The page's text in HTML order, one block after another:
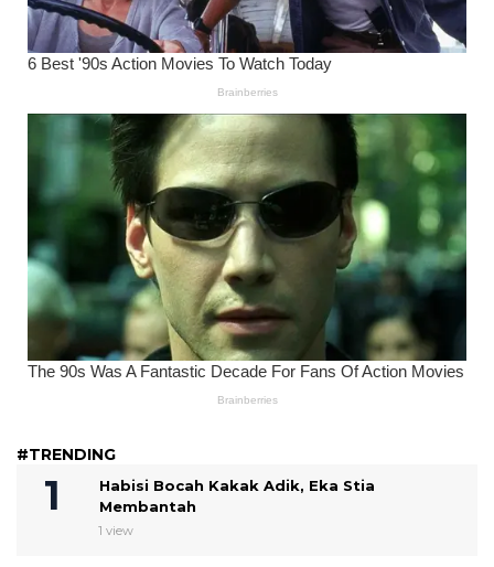
#TRENDING
Habisi Bocah Kakak Adik, Eka Stia
Membantah
1 view